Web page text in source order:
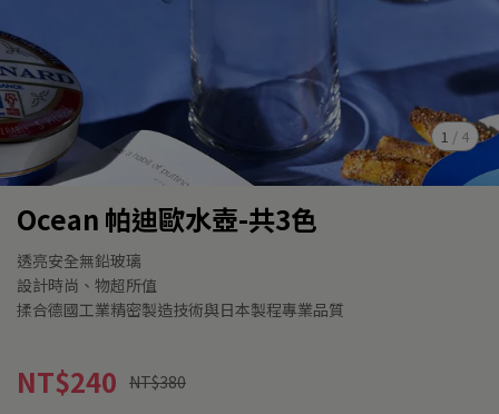
1 / 4
Ocean 帕迪歐水壺-共3色
透亮安全無鉛玻璃
設計時尚、物超所值
揉合德國工業精密製造技術與日本製程專業品質
NT$240 NT$380